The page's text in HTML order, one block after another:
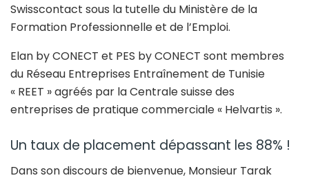
Swisscontact sous la tutelle du Ministère de la
Formation Professionnelle et de l’Emploi.
Elan by CONECT et PES by CONECT sont membres
du Réseau Entreprises Entraînement de Tunisie
« REET » agréés par la Centrale suisse des
entreprises de pratique commerciale « Helvartis ».
Un taux de placement dépassant les 88% !
Dans son discours de bienvenue, Monsieur Tarak